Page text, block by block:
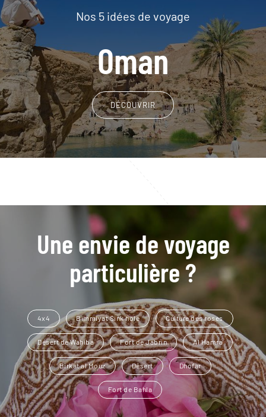
Nos 5 idées de voyage
Oman
DÉCOUVRIR
Une envie de voyage
particulière ?
4x4 Bimmiyat Sink hole Culture des roses
Désert de Wahiba Fort de Jabrin Al Hamra
Birkat al Mouz Désert Dhofar
Fort de Bahla